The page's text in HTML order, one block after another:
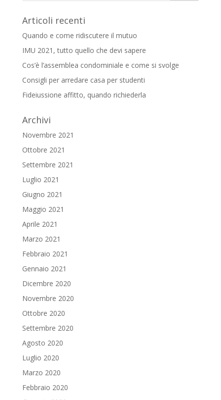
Articoli recenti
Quando e come ridiscutere il mutuo
IMU 2021, tutto quello che devi sapere
Cos’è l’assemblea condominiale e come si svolge
Consigli per arredare casa per studenti
Fideiussione affitto, quando richiederla
Archivi
Novembre 2021
Ottobre 2021
Settembre 2021
Luglio 2021
Giugno 2021
Maggio 2021
Aprile 2021
Marzo 2021
Febbraio 2021
Gennaio 2021
Dicembre 2020
Novembre 2020
Ottobre 2020
Settembre 2020
Agosto 2020
Luglio 2020
Marzo 2020
Febbraio 2020